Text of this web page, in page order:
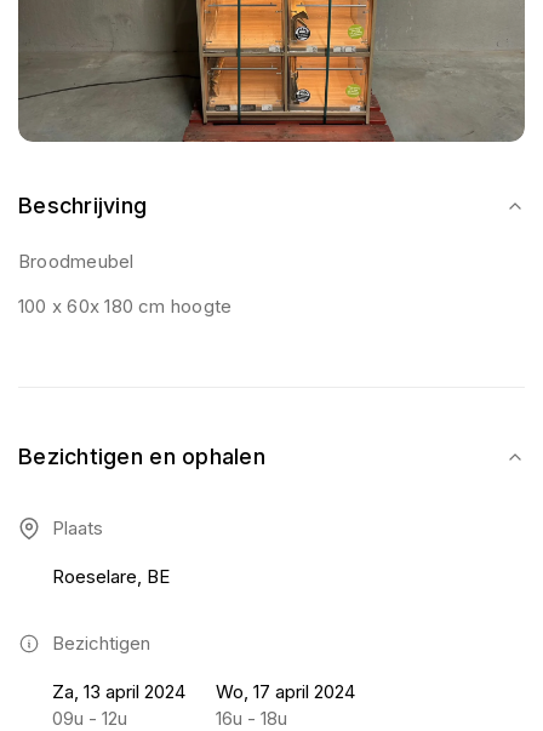
Beschrijving
Broodmeubel
100 x 60x 180 cm hoogte
Bezichtigen en ophalen
Plaats
Roeselare, BE
Bezichtigen
Za, 13 april 2024
09u - 12u
Wo, 17 april 2024
16u - 18u